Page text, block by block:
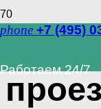
phone +7 (495)
Работаем 24/7